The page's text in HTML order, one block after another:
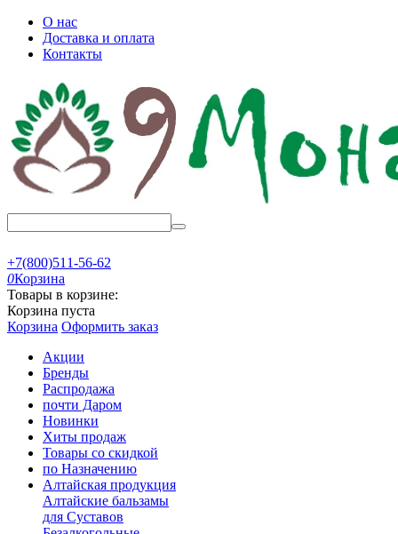
О нас
Доставка и оплата
Контакты
+7(800)511-56-62
0Корзина
Товары в корзине:
Корзина пуста
Корзина Оформить заказ
Акции
Бренды
Распродажа
почти Даром
Новинки
Хиты продаж
Товары со скидкой
по Назначению
Алтайская продукция
Алтайские бальзамы
для Суставов